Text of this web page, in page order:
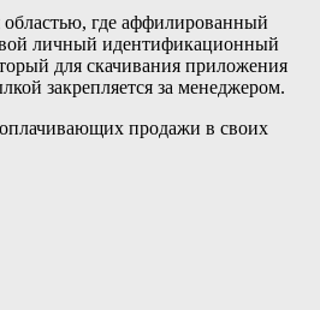
областью, где аффилированный
личный идентификационный
для скачивания приложения
закрепляется за менеджером.
продажи в своих